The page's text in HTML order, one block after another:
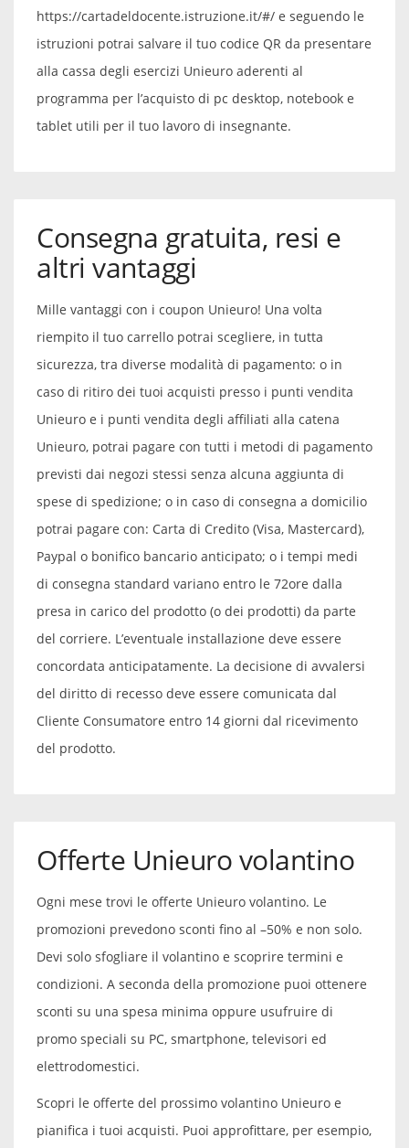
https://cartadeldocente.istruzione.it/#/ e seguendo le
istruzioni potrai salvare il tuo codice QR da presentare
alla cassa degli esercizi Unieuro aderenti al
programma per l’acquisto di pc desktop, notebook e
tablet utili per il tuo lavoro di insegnante.
Consegna gratuita, resi e
altri vantaggi
Mille vantaggi con i coupon Unieuro! Una volta
riempito il tuo carrello potrai scegliere, in tutta
sicurezza, tra diverse modalità di pagamento: o in
caso di ritiro dei tuoi acquisti presso i punti vendita
Unieuro e i punti vendita degli affiliati alla catena
Unieuro, potrai pagare con tutti i metodi di pagamento
previsti dai negozi stessi senza alcuna aggiunta di
spese di spedizione; o in caso di consegna a domicilio
potrai pagare con: Carta di Credito (Visa, Mastercard),
Paypal o bonifico bancario anticipato; o i tempi medi
di consegna standard variano entro le 72ore dalla
presa in carico del prodotto (o dei prodotti) da parte
del corriere. L’eventuale installazione deve essere
concordata anticipatamente. La decisione di avvalersi
del diritto di recesso deve essere comunicata dal
Cliente Consumatore entro 14 giorni dal ricevimento
del prodotto.
Offerte Unieuro volantino
Ogni mese trovi le offerte Unieuro volantino. Le
promozioni prevedono sconti fino al –50% e non solo.
Devi solo sfogliare il volantino e scoprire termini e
condizioni. A seconda della promozione puoi ottenere
sconti su una spesa minima oppure usufruire di
promo speciali su PC, smartphone, televisori ed
elettrodomestici.
Scopri le offerte del prossimo volantino Unieuro e
pianifica i tuoi acquisti. Puoi approfittare, per esempio,